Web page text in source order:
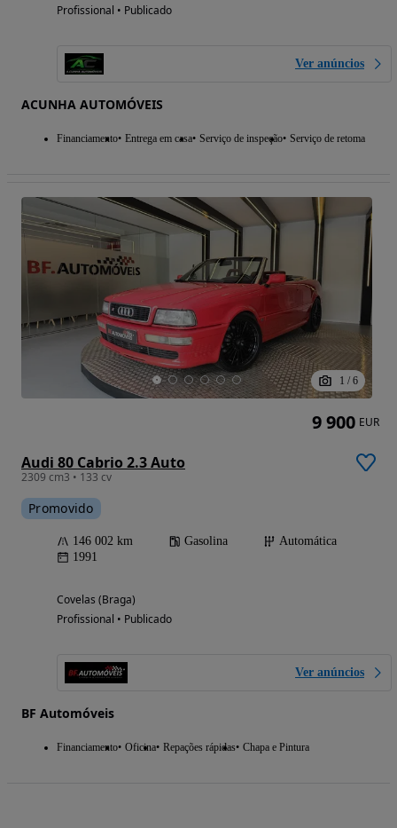
Profissional • Publicado
Ver anúncios
ACUNHA AUTOMÓVEIS
Financiamento Entrega em casa Serviço de inspeção Serviço de retoma
1 / 6
Audi 80 Cabrio 2.3 Auto
2309 cm3 • 133 cv
Promovido
146 002 km Gasolina
Automática
1991
Covelas (Braga)
Profissional • Publicado
Ver anúncios
BF Automóveis
Financiamento Oficina Repações rápidas Chapa e Pintura
9 900 EUR